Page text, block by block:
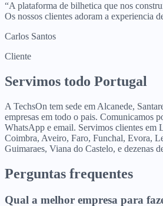
“A plataforma de bilhetica que nos
Os nossos clientes adoram a experiencia
Carlos Santos
Cliente
Servimos todo Portugal
A TechsOn tem sede em Alcanede,
empresas em todo o pais. Comunicamos
WhatsApp e email. Servimos clientes em
Coimbra, Aveiro, Faro, Funchal, Evora,
Guimaraes, Viana do Castelo, e dezenas
Perguntas frequentes
Qual a melhor empresa para